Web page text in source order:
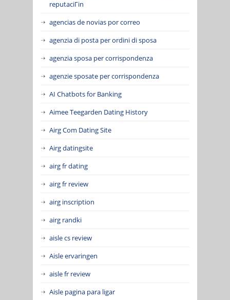
reputaciГіn
agencias de novias por correo
agenzia di posta per ordini di sposa
agenzia sposa per corrispondenza
agenzie sposate per corrispondenza
AI Chatbots for Banking
Aimee Teegarden Dating History
Airg Com Dating Site
Airg datingsite
airg fr dating
airg fr review
airg inscription
airg randki
aisle cs review
Aisle ervaringen
aisle fr review
Aisle pagina para ligar